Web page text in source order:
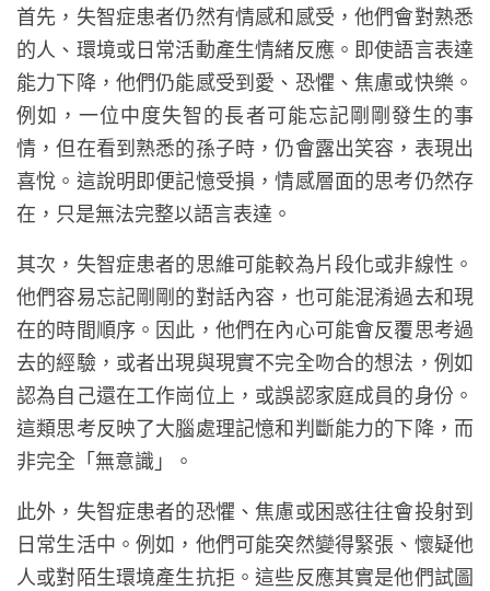
首先，失智症患者仍然有情感和感受，他們會對熟悉
的人、環境或日常活動產生情緒反應。即使語言表達
能力下降，他們仍能感受到愛、恐懼、焦慮或快樂。
例如，一位中度失智的長者可能忘記剛剛發生的事
情，但在看到熟悉的孫子時，仍會露出笑容，表現出
喜悅。這說明即便記憶受損，情感層面的思考仍然存
在，只是無法完整以語言表達。
其次，失智症患者的思維可能較為片段化或非線性。
他們容易忘記剛剛的對話內容，也可能混淆過去和現
在的時間順序。因此，他們在內心可能會反覆思考過
去的經驗，或者出現與現實不完全吻合的想法，例如
認為自己還在工作崗位上，或誤認家庭成員的身份。
這類思考反映了大腦處理記憶和判斷能力的下降，而
非完全「無意識」。
此外，失智症患者的恐懼、焦慮或困惑往往會投射到
日常生活中。例如，他們可能突然變得緊張、懷疑他
人或對陌生環境產生抗拒。這些反應其實是他們試圖